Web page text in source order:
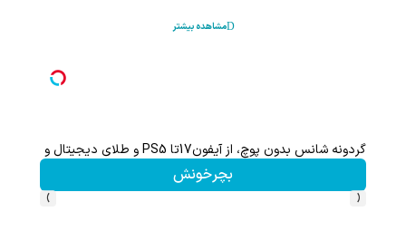
مشاهده بیشتر
گردونه شانس بدون پوچ، از آیفون17تا PS5 و طلای دیجیتال و دلار🔥
بچرخونش
‹
›